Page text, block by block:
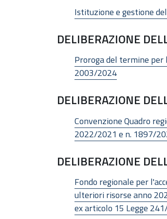
Istituzione e gestione
DELIBERAZIONE
Proroga del termine
2003/2024
DELIBERAZIONE
Convenzione Quadro
2022/2021 e n. 1897/
DELIBERAZIONE
Fondo regionale per
ulteriori risorse anno
ex articolo 15 Legge